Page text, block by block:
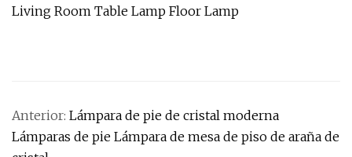
Anterior: Lámpara de pie de cristal moderna
Lámparas de pie Lámpara de mesa de piso de araña de